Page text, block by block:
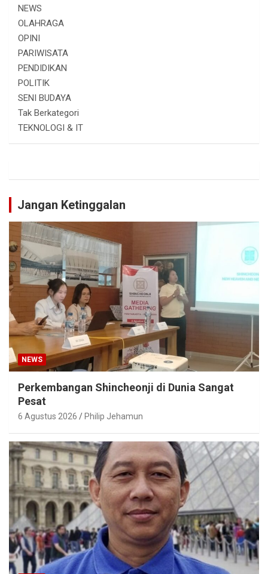
NEWS
OLAHRAGA
OPINI
PARIWISATA
PENDIDIKAN
POLITIK
SENI BUDAYA
Tak Berkategori
TEKNOLOGI & IT
Jangan Ketinggalan
NEWS
Perkembangan Shincheonji di Dunia Sangat
Pesat
6 Agustus 2026 Philip Jehamun